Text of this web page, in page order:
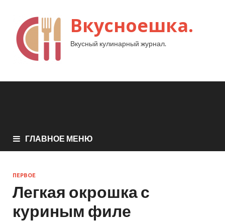
Вкусноешка.
Вкусный кулинарный журнал.
ГЛАВНОЕ МЕНЮ
ПЕРВОЕ
Легкая окрошка с
куриным филе